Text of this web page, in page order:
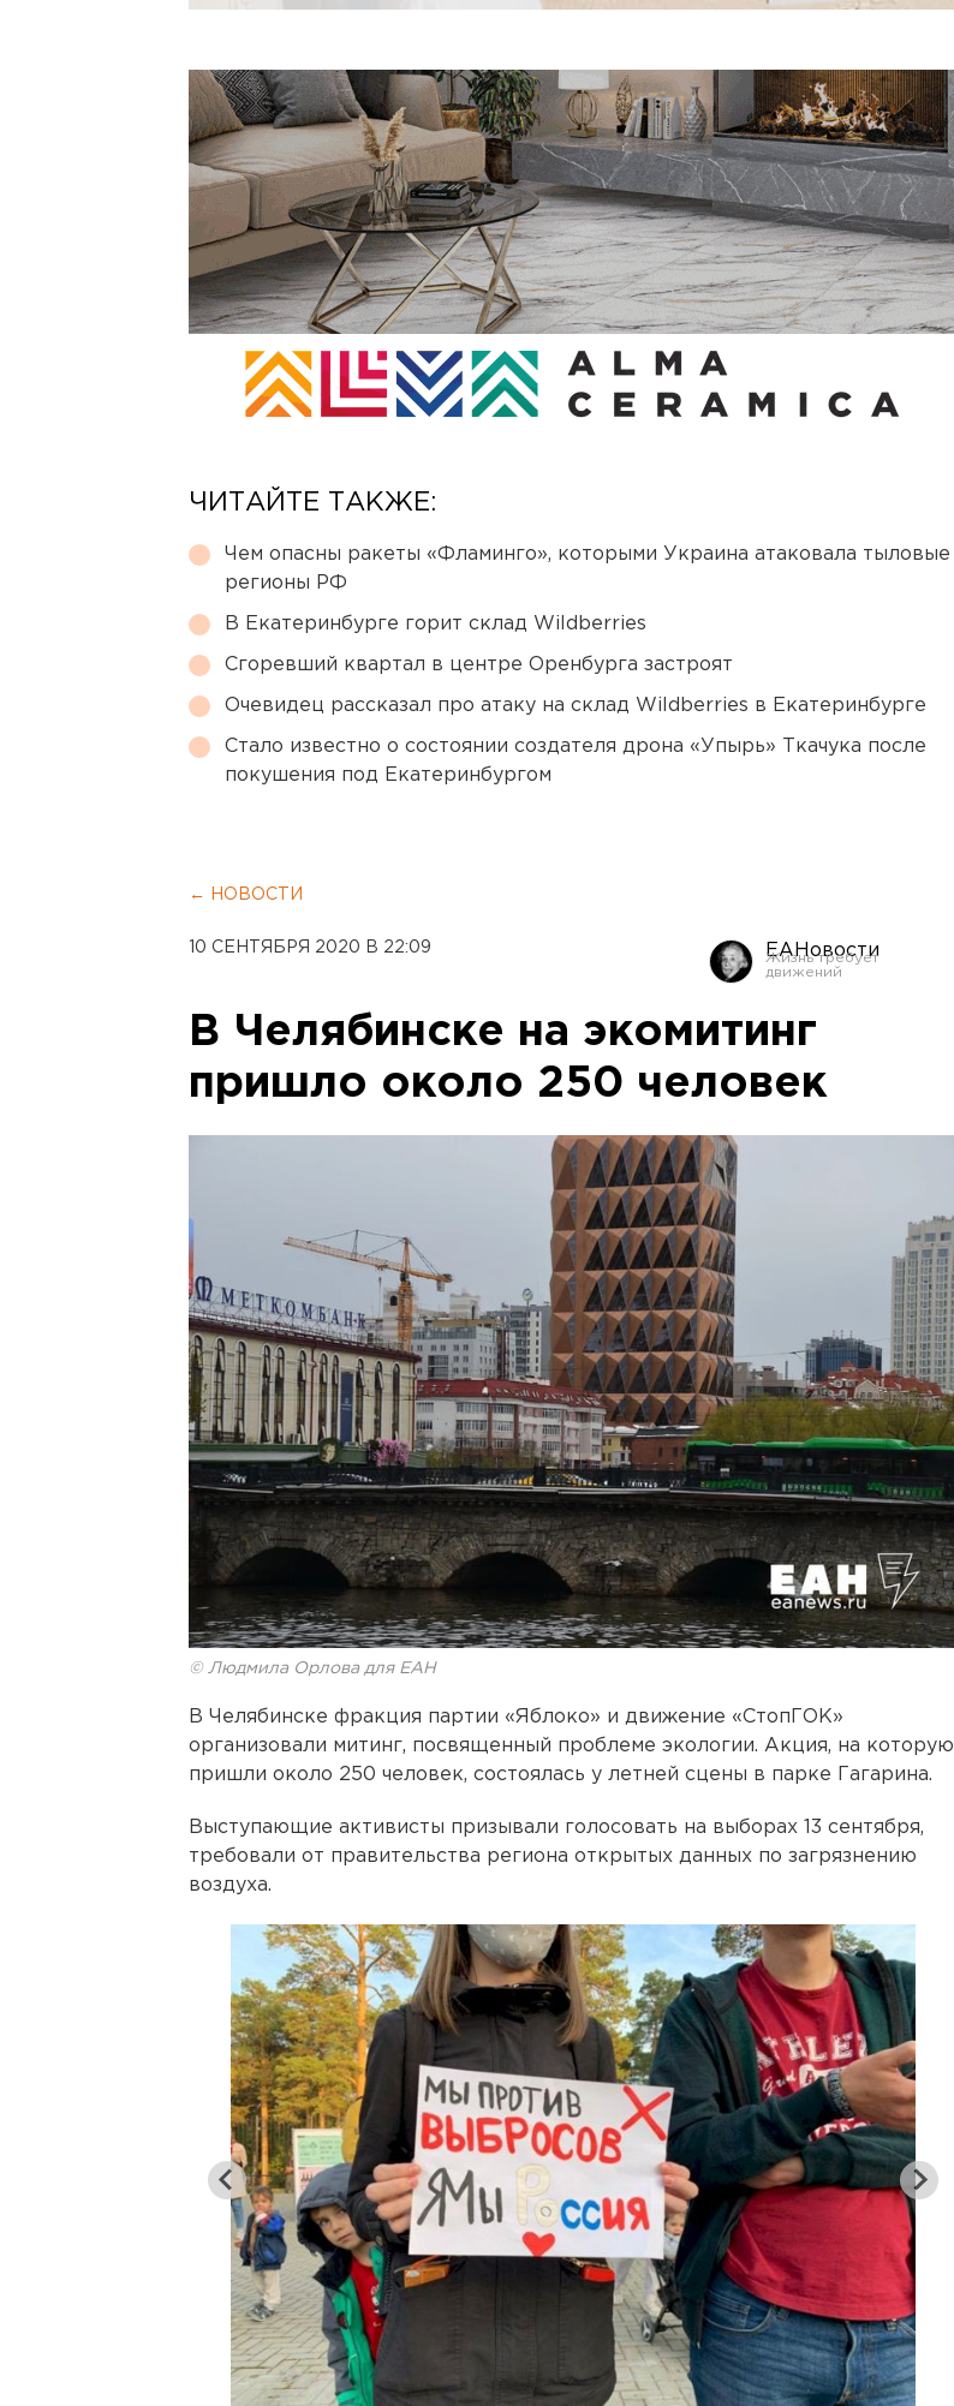
ЧИТАЙТЕ ТАКЖЕ:
Чем опасны ракеты «Фламинго», которыми Украина атаковала тыловые
регионы РФ
В Екатеринбурге горит склад Wildberries
Сгоревший квартал в центре Оренбурга застроят
Очевидец рассказал про атаку на склад Wildberries в Екатеринбурге
Стало известно о состоянии создателя дрона «Упырь» Ткачука после
покушения под Екатеринбургом
← НОВОСТИ
10 СЕНТЯБРЯ 2020 В 22:09 ЕАНовости
В Челябинске на экомитинг
пришло около 250 человек
© Людмила Орлова для ЕАН
В Челябинске фракция партии «Яблоко» и движение «CтопГОК»
организовали митинг, посвященный проблеме экологии. Акция, на которую
пришли около 250 человек, состоялась у летней сцены в парке Гагарина.
Выступающие активисты призывали голосовать на выборах 13 сентября,
требовали от правительства региона открытых данных по загрязнению
воздуха.